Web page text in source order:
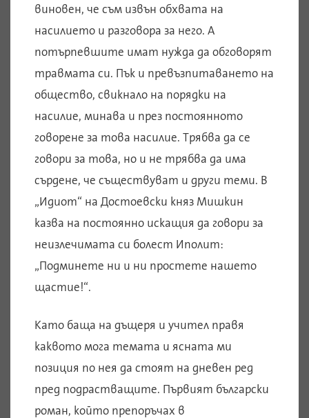
виновен, че съм извън обхвата на
насилието и разговора за него. А
потърпевшите имат нужда да обговорят
травмата си. Пък и превъзпитаването на
общество, свикнало на порядки на
насилие, минава и през постоянното
говорене за това насилие. Трябва да се
говори за това, но и не трябва да има
сърдене, че съществуват и други теми. В
„Идиот“ на Достоевски княз Мишкин
казва на постоянно искащия да говори за
неизлечимата си болест Иполит:
„Подминете ни и ни простете нашето
щастие!“.
Като баща на дъщеря и учител правя
каквото мога темата и ясната ми
позиция по нея да стоят на дневен ред
пред подрастващите. Първият български
роман, който препоръчах в